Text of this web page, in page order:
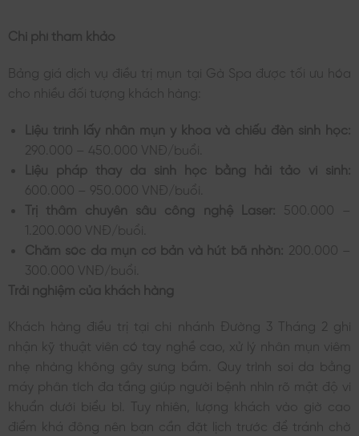
Chi phí tham khảo
Bảng giá dịch vụ điều trị mụn tại Gà Spa được tối ưu hóa
cho nhiều đối tượng khách hàng:
Liệu trình lấy nhân mụn y khoa và chiếu đèn sinh học:
290.000 – 450.000 VNĐ/buổi.
Liệu pháp thay da sinh học bằng hải tảo vi sinh:
600.000 – 950.000 VNĐ/buổi.
Trị thâm chuyên sâu công nghệ Laser:
500.000 –
1.200.000 VNĐ/buổi.
Chăm sóc da mụn cơ bản và hút bã nhờn:
200.000 –
300.000 VNĐ/buổi.
Trải nghiệm của khách hàng
Khách hàng điều trị tại chi nhánh Đường 3 Tháng 2 ghi
nhận kỹ thuật viên có tay nghề cao, xử lý nhân mụn viêm
nhẹ nhàng không gây sưng bầm. Quy trình soi da bằng
máy phân tích đa tầng giúp người bệnh nhìn rõ mật độ vi
khuẩn dưới biểu bì. Tuy nhiên, lượng khách vào giờ cao
điểm khá đông nên bạn cần đặt lịch trước để tránh chờ